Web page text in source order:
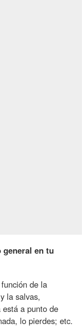
en tu
de la
la salvas,
a punto de
lo pierdes; etc.